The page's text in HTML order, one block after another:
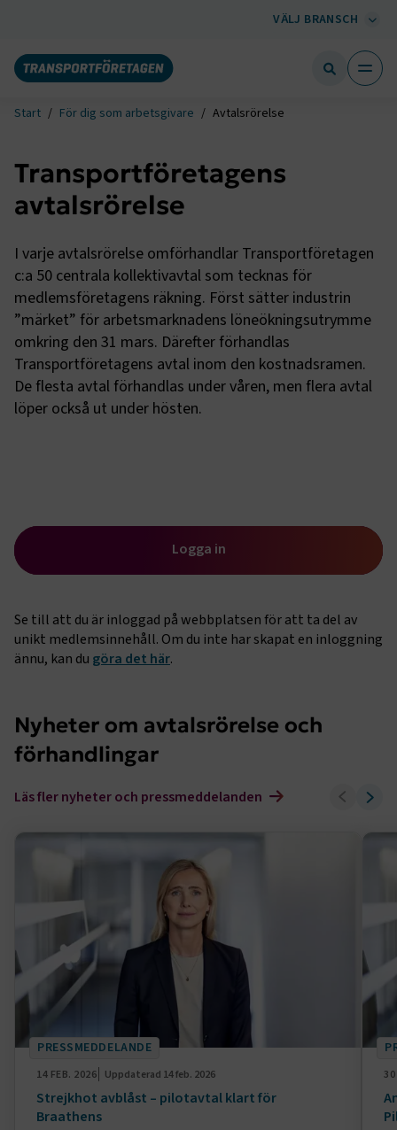
VÄLJ BRANSCH
Start För dig som arbetsgivare Avtalsrörelse
Transportföretagens
avtalsrörelse
I varje avtalsrörelse omförhandlar Transportföretagen
c:a 50 centrala kollektivavtal som tecknas för
medlemsföretagens räkning. Först sätter industrin
”märket” för arbetsmarknadens löneökningsutrymme
omkring den 31 mars. Därefter förhandlas
Transportföretagens avtal inom den kostnadsramen.
De flesta avtal förhandlas under våren, men flera avtal
löper också ut under hösten.
Logga in
Se till att du är inloggad på webbplatsen för att ta del av
unikt medlemsinnehåll. Om du inte har skapat en inloggning
ännu, kan du göra det här.
Nyheter om avtalsrörelse och
förhandlingar
Läs fler nyheter och pressmeddelanden
PRESSMEDDELANDE
14 FEB. 2026 Uppdaterad 14 feb. 2026
Strejkhot avblåst – pilotavtal klart för
Braathens